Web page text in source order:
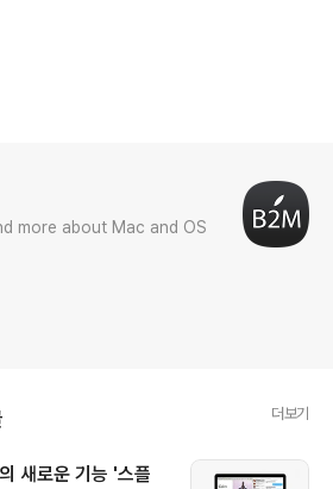
more about Mac and OS
더보기
새로운 기능 '스플